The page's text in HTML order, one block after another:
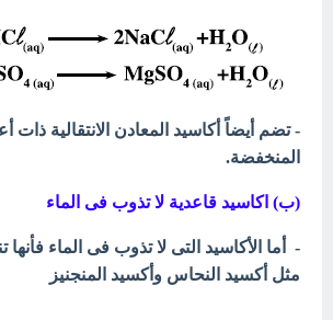
- تضم أيضاً أكاسيد المعادن الانتقالية ذات
المنخفضة.
(ب) اكاسيد قاعدية لا تذوب فى الماء
- أما الأكاسيد التى لا تذوب فى الماء
مثل أكسيد النحاس وأكسيد المنجنيز